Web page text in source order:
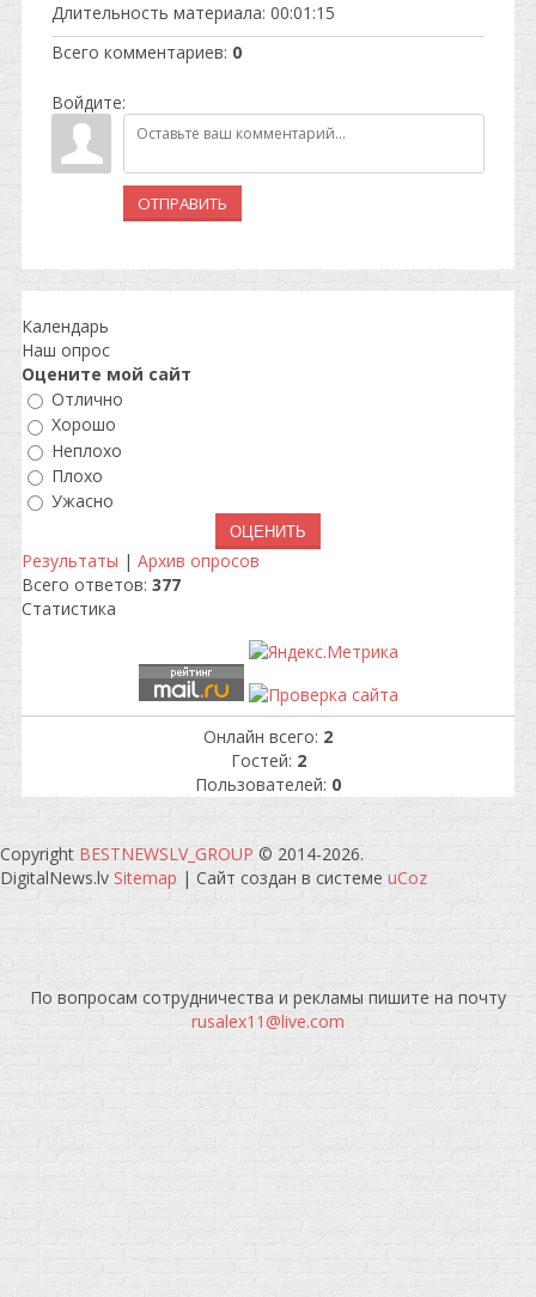
Длительность материала: 00:01:15
Всего комментариев: 0
Войдите:
ОТПРАВИТЬ
Календарь
Наш опрос
Оцените мой сайт
Отлично
Хорошо
Неплохо
Плохо
Ужасно
Результаты | Архив опросов
Всего ответов: 377
Статистика
Онлайн всего: 2
Гостей: 2
Пользователей: 0
Copyright BESTNEWSLV_GROUP © 2014-2026.
DigitalNews.lv Sitemap | Сайт создан в системе uCoz
По вопросам сотрудничества и рекламы пишите на почту
rusalex11@live.com